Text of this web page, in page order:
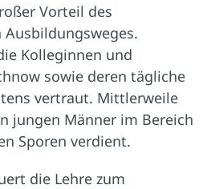
Vorteil des
Kolleginnen und
sowie deren tägliche
vertraut. Mittlerweile
jungen Männer im Bereich
Sporen verdient.
die Lehre zum